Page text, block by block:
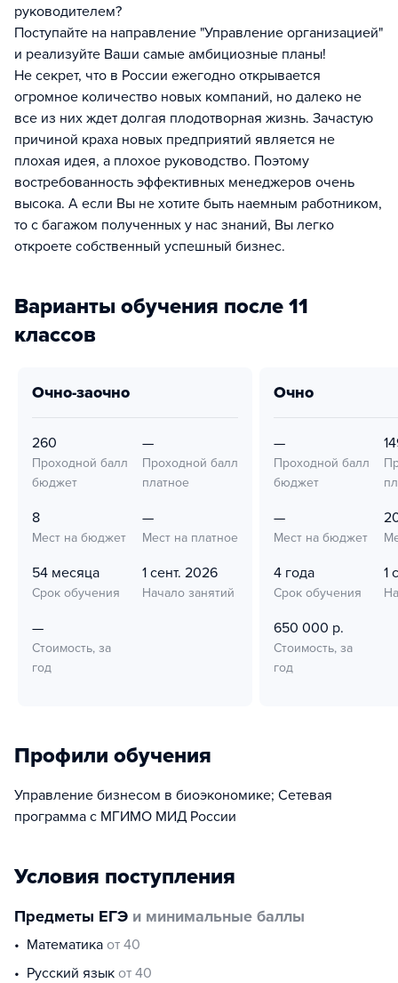
руководителем?
Поступайте на направление "Управление организацией"
и реализуйте Ваши самые амбициозные планы!
Не секрет, что в России ежегодно открывается
огромное количество новых компаний, но далеко не
все из них ждет долгая плодотворная жизнь. Зачастую
причиной краха новых предприятий является не
плохая идея, а плохое руководство. Поэтому
востребованность эффективных менеджеров очень
высока. А если Вы не хотите быть наемным работником,
то с багажом полученных у нас знаний, Вы легко
откроете собственный успешный бизнес.
Варианты обучения после 11
классов
очно-заочно
260
Проходной балл
бюджет
—
Проходной балл
платное
8
Мест на бюджет
—
Мест на платное
54 месяца
Срок обучения
1 сент. 2026
Начало занятий
—
Стоимость, за
год
очно
—
Проходной балл
бюджет
—
Мест на бюджет
4 года
Срок обучения
1
650 000 р.
Стоимость, за
год
Профили обучения
Управление бизнесом в биоэкономике; Сетевая
программа с МГИМО МИД России
Условия поступления
Предметы ЕГЭ и минимальные баллы
математика от 40
русский язык от 40